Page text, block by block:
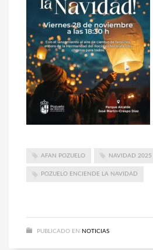
AFAN POZUELO NAVIDAD 2025
POZUELO ENCIENDE LA NAVIDAD
PUBLICADO EN NOTICIAS